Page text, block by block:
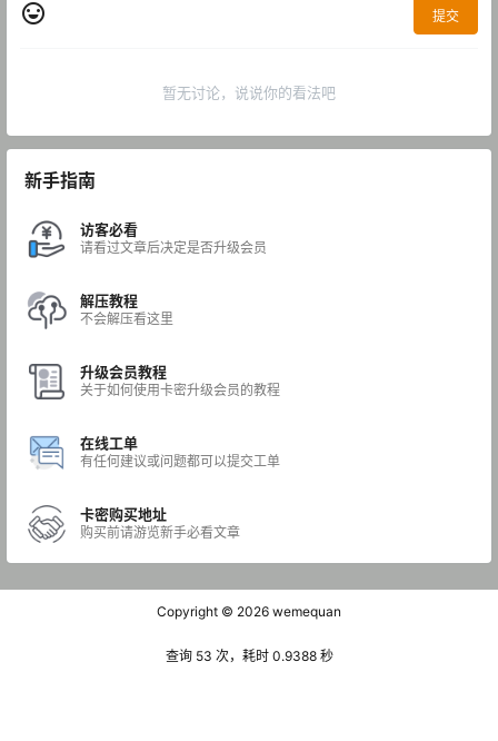
提交
暂无讨论，说说你的看法吧
新手指南
访客必看
请看过文章后决定是否升级会员
解压教程
不会解压看这里
升级会员教程
关于如何使用卡密升级会员的教程
在线工单
有任何建议或问题都可以提交工单
卡密购买地址
购买前请游览新手必看文章
Copyright © 2026 wemequan
查询 53 次，耗时 0.9388 秒